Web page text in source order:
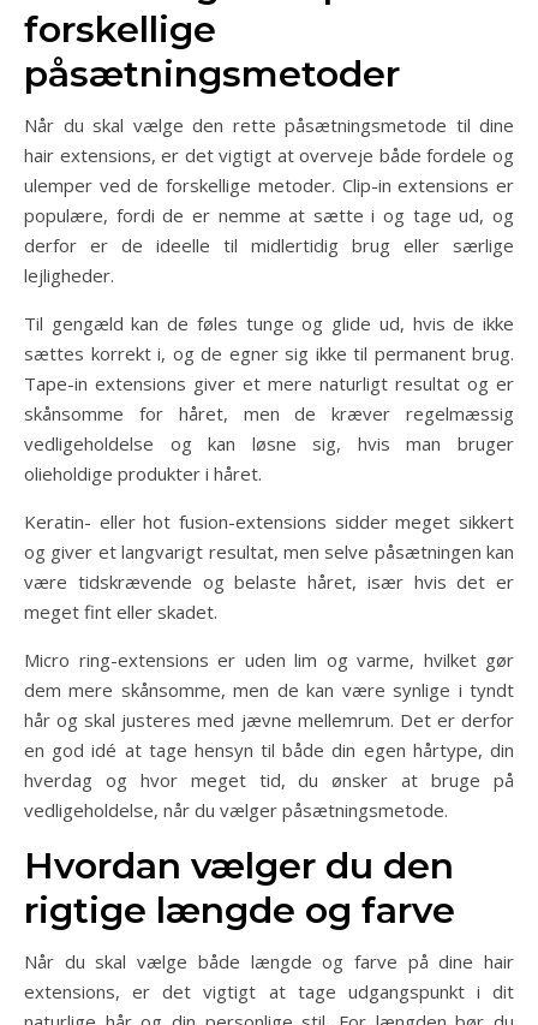
forskellige
påsætningsmetoder
Når du skal vælge den rette påsætningsmetode til dine
hair extensions, er det vigtigt at overveje både fordele og
ulemper ved de forskellige metoder. Clip-in extensions er
populære, fordi de er nemme at sætte i og tage ud, og
derfor er de ideelle til midlertidig brug eller særlige
lejligheder.
Til gengæld kan de føles tunge og glide ud, hvis de ikke
sættes korrekt i, og de egner sig ikke til permanent brug.
Tape-in extensions giver et mere naturligt resultat og er
skånsomme for håret, men de kræver regelmæssig
vedligeholdelse og kan løsne sig, hvis man bruger
olieholdige produkter i håret.
Keratin- eller hot fusion-extensions sidder meget sikkert
og giver et langvarigt resultat, men selve påsætningen kan
være tidskrævende og belaste håret, især hvis det er
meget fint eller skadet.
Micro ring-extensions er uden lim og varme, hvilket gør
dem mere skånsomme, men de kan være synlige i tyndt
hår og skal justeres med jævne mellemrum. Det er derfor
en god idé at tage hensyn til både din egen hårtype, din
hverdag og hvor meget tid, du ønsker at bruge på
vedligeholdelse, når du vælger påsætningsmetode.
Hvordan vælger du den
rigtige længde og farve
Når du skal vælge både længde og farve på dine hair
extensions, er det vigtigt at tage udgangspunkt i dit